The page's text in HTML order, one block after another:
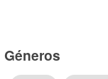
Géneros